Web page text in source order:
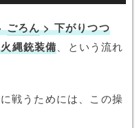
ごろん> 下がりつつ
縄銃装備 、という流れ
戦うためには、この操